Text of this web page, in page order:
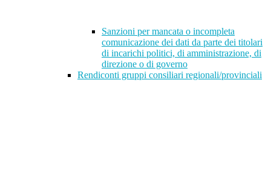
Sanzioni per mancata o incompleta
comunicazione dei dati da parte dei titolari
di incarichi politici, di amministrazione, di
direzione o di governo
Rendiconti gruppi consiliari regionali/provinciali